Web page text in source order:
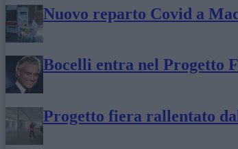
Nuovo reparto Covid a
Bocelli entra nel Progetto
Progetto fiera rallentato